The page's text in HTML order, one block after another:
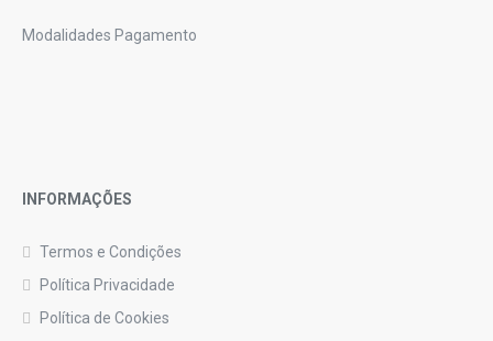
Modalidades Pagamento
INFORMAÇÕES
Termos e Condições
Política Privacidade
Política de Cookies